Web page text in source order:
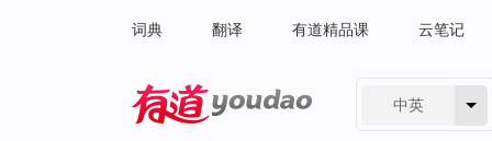
词典 翻译 有道精品课 云笔记
中英